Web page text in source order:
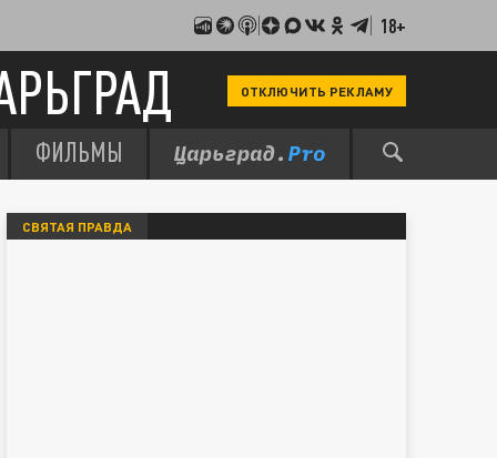
18+
ОТКЛЮЧИТЬ РЕКЛАМУ
ФИЛЬМЫ
СВЯТАЯ ПРАВДА